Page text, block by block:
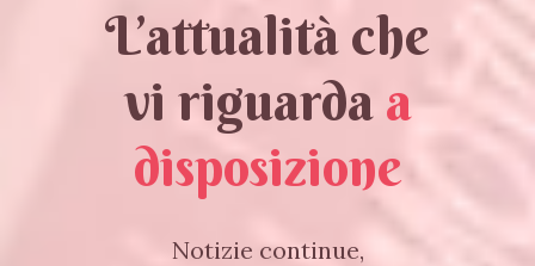
L’attualità che
vi riguardaa
disposizione
Notizie continue,